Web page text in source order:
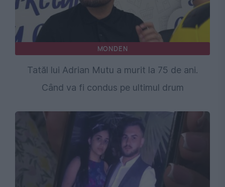
MONDEN
Tatăl lui Adrian Mutu a murit la 75 de ani.
Când va fi condus pe ultimul drum